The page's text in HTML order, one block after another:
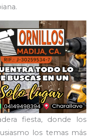
fiesta, donde los
los temas más